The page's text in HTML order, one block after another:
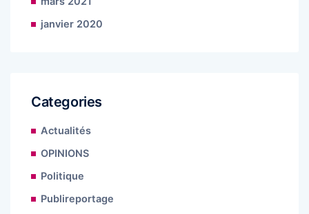
janvier 2020
Categories
Actualités
OPINIONS
Politique
Publireportage